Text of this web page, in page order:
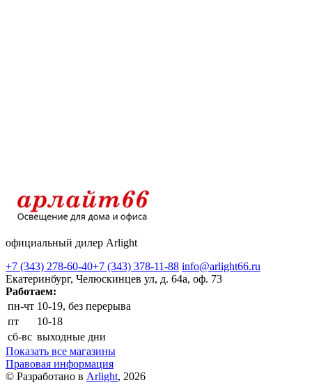
официальный дилер Arlight
+7 (343) 278-60-40+7 (343) 378-11-88 info@arlight66.ru
Екатеринбург, Челюскинцев ул, д. 64а, оф. 73
Работаем:
пн-чт 10-19, без перерыва
пт
10-18
сб-вс выходные дни
Показать все магазины
Правовая информация
© Разработано в Arlight, 2026